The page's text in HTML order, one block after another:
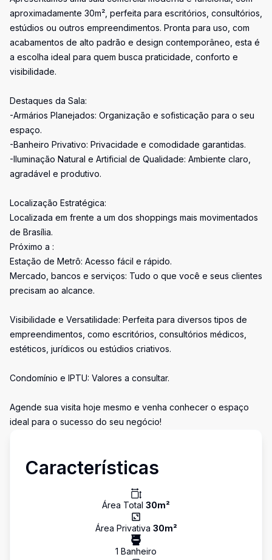
aproximadamente 30m², perfeita para escritórios, consultórios,
estúdios ou outros empreendimentos. Pronta para uso, com
acabamentos de alto padrão e design contemporâneo, esta é
a escolha ideal para quem busca praticidade, conforto e
visibilidade.
Destaques da Sala:
-Armários Planejados: Organização e sofisticação para o seu
espaço.
-Banheiro Privativo: Privacidade e comodidade garantidas.
-Iluminação Natural e Artificial de Qualidade: Ambiente claro,
agradável e produtivo.
Localização Estratégica:
Localizada em frente a um dos shoppings mais movimentados
de Brasília.
Próximo a :
Estação de Metrô: Acesso fácil e rápido.
Mercado, bancos e serviços: Tudo o que você e seus clientes
precisam ao alcance.
Visibilidade e Versatilidade: Perfeita para diversos tipos de
empreendimentos, como escritórios, consultórios médicos,
estéticos, jurídicos ou estúdios criativos.
Condomínio e IPTU: Valores a consultar.
Agende sua visita hoje mesmo e venha conhecer o espaço
ideal para o sucesso do seu negócio!
Características
Área Total 30m²
Área Privativa 30m²
1 Banheiro